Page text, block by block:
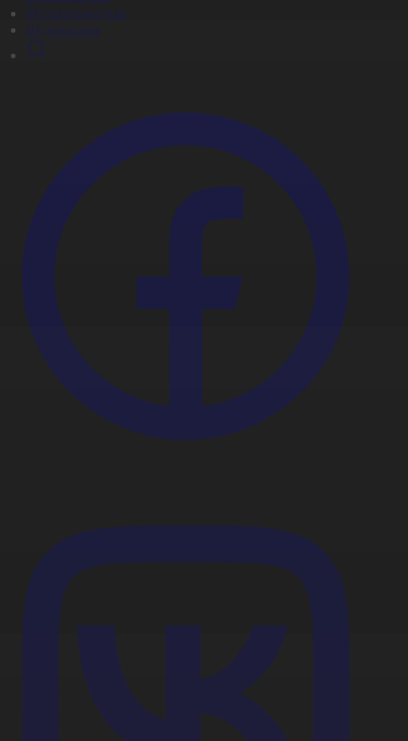
Мультсериалдар
Видеоархив